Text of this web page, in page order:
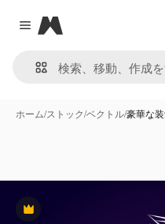
Close menu
Magnific
ホーム/ストック/ベクトル/豪華な
Premium